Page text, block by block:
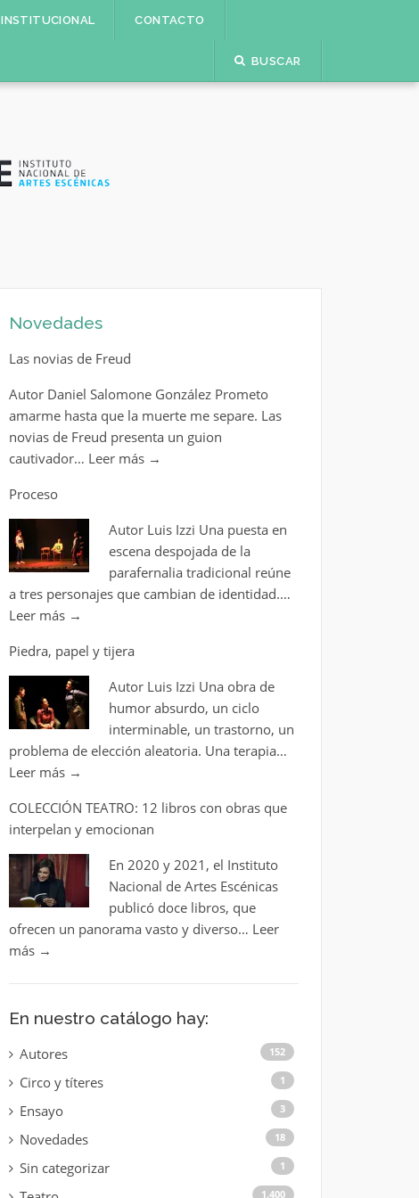
INSTITUCIONAL CONTACTO
BUSCAR
Novedades
Las novias de Freud
Autor Daniel Salomone González Prometo
amarme hasta que la muerte me separe. Las
novias de Freud presenta un guion
cautivador… Leer más →
Proceso
Autor Luis Izzi Una puesta en
escena despojada de la
parafernalia tradicional reúne
a tres personajes que cambian de identidad.…
Leer más →
Piedra, papel y tijera
Autor Luis Izzi Una obra de
humor absurdo, un ciclo
interminable, un trastorno, un
problema de elección aleatoria. Una terapia…
Leer más →
COLECCIÓN TEATRO: 12 libros con obras que
interpelan y emocionan
En 2020 y 2021, el Instituto
Nacional de Artes Escénicas
publicó doce libros, que
ofrecen un panorama vasto y diverso… Leer
más →
En nuestro catálogo hay:
Autores 152
Circo y títeres 1
Ensayo 3
Novedades 18
Sin categorizar 1
1.400